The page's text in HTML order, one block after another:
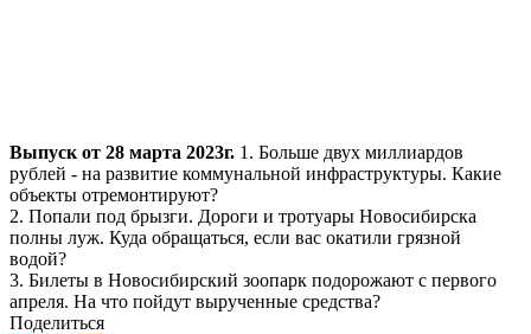
Выпуск от 28 марта 2023г. 1. Больше двух миллиардов
рублей - на развитие коммунальной инфраструктуры. Какие
объекты отремонтируют?
2. Попали под брызги. Дороги и тротуары Новосибирска
полны луж. Куда обращаться, если вас окатили грязной
водой?
3. Билеты в Новосибирский зоопарк подорожают с первого
апреля. На что пойдут вырученные средства?
Поделиться